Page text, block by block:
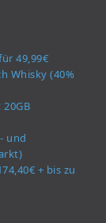
49,99€
Whisky (40%
und
+ bis zu